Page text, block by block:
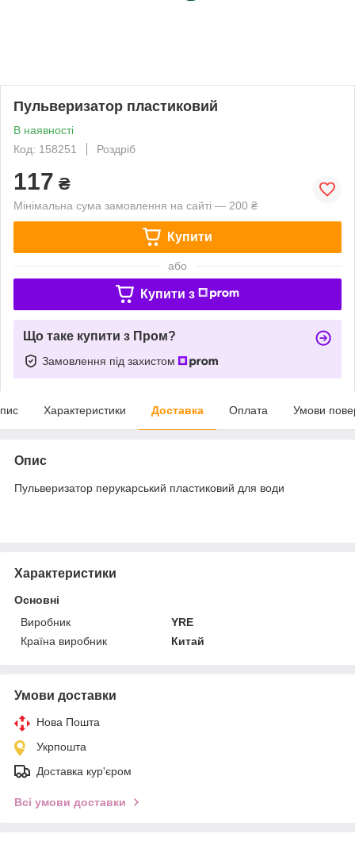
Пульверизатор пластиковий
В наявності
Код: 158251
Роздріб
117 ₴
Мінімальна сума замовлення на сайті — 200 ₴
Купити
або
Купити з
Що таке купити з Пром?
Замовлення під захистом
Характеристики Доставка Оплата Умови
Опис
Пульверизатор перукарський пластиковий для води
Характеристики
Основні
Виробник
YRE
Країна виробник
Китай
Умови доставки
Нова Пошта
Укрпошта
Доставка кур'єром
Всі умови доставки